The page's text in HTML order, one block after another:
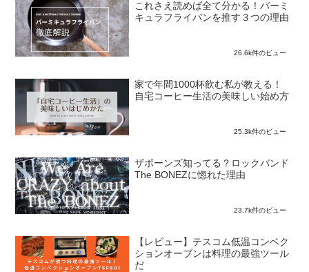
これさえ読めば全て分かる！バーミ
キュラフライパンを推す３つの理由
26.6k件のビュー
家で年間1000杯飲む私が教える！
自宅コーヒー生活の美味しい始め方
25.3k件のビュー
ザボーンズ知ってる？ロックバンド
The BONEZに惚れた理由
23.7k件のビュー
【レビュー】テスコム低温コンベク
ションオーブンは料理の最強ツール
だ